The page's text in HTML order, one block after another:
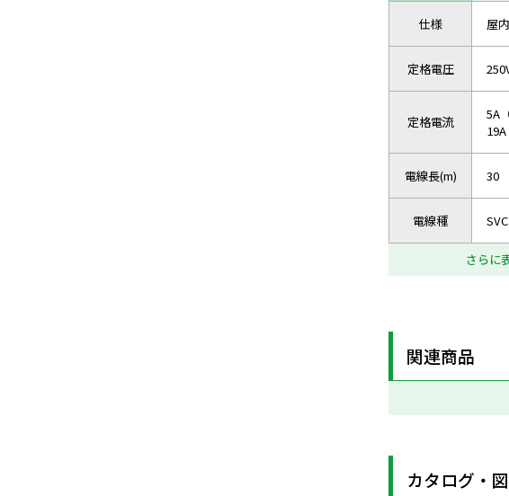
仕様 屋
定格電圧
定格電流
5A
電線長(m) 30
電線種
さらに
関連商品
カタログ・